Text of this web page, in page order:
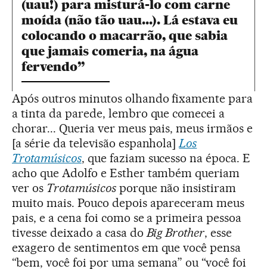
(uau!) para misturá-lo com carne
moída (não tão uau...). Lá estava eu
colocando o macarrão, que sabia
que jamais comeria, na água
fervendo”
Após outros minutos olhando fixamente para
a tinta da parede, lembro que comecei a
chorar... Queria ver meus pais, meus irmãos e
[a série da televisão espanhola]Los
Trotamúsicos, que faziam sucesso na época. E
acho que Adolfo e Esther também queriam
ver os Trotamúsicosporque não insistiram
muito mais. Pouco depois apareceram meus
pais, e a cena foi como se a primeira pessoa
tivesse deixado a casa doBig Brother, esse
exagero de sentimentos em que você pensa
“bem, você foi por uma semana” ou “você foi